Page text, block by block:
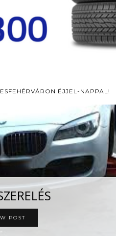
ÉJJEL-NAPPAL!
POST